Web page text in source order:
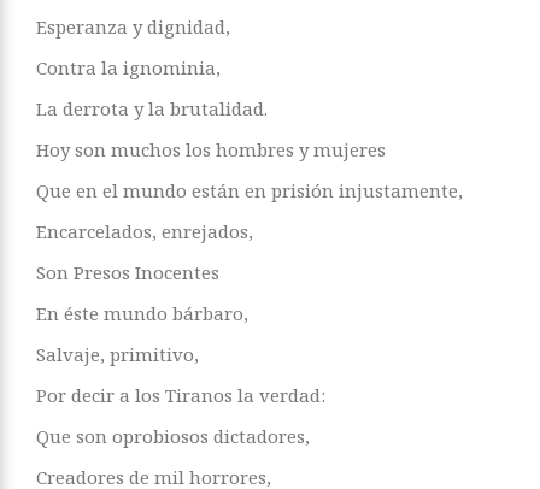
Esperanza y dignidad,
Contra la ignominia,
La derrota y la brutalidad.
Hoy son muchos los hombres y mujeres
Que en el mundo están en prisión injustamente,
Encarcelados, enrejados,
Son Presos Inocentes
En éste mundo bárbaro,
Salvaje, primitivo,
Por decir a los Tiranos la verdad:
Que son oprobiosos dictadores,
Creadores de mil horrores,